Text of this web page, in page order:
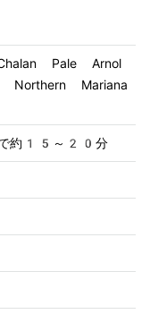
Pale Arnol
Mariana
で約15～20分